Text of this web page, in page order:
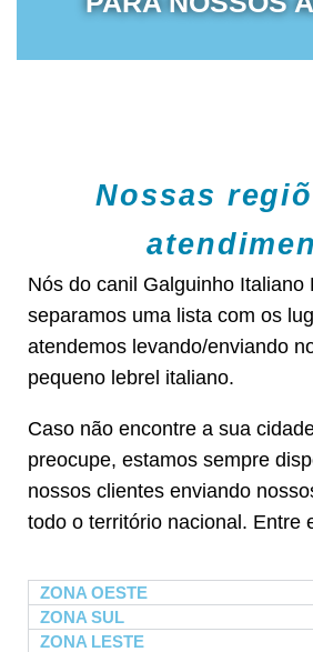
Nossas
Nós do canil Galguinho Italiano
separamos uma lista com os
atendemos levando/enviando
pequeno lebrel italiano.
Caso não encontre a sua
preocupe, estamos sempre
nossos clientes enviando
todo o território nacional. Entre
ZONA OESTE
ZONA SUL
ZONA LESTE